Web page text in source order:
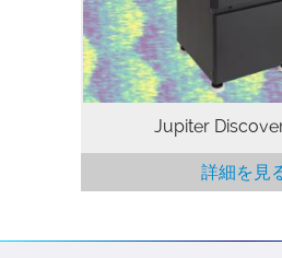
られる現代のAFM測定で
構造の解明、精度、再現
の向上が求められてい
Jupiter
詳細を見